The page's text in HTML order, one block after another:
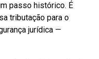
passo histórico. É
tributação para o
jurídica —